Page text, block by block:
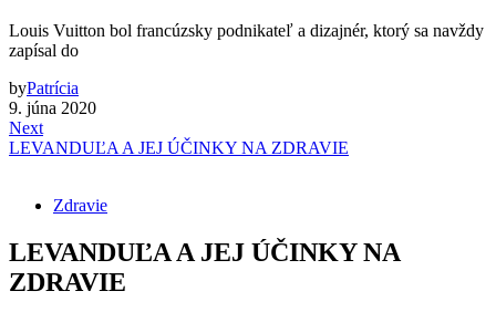
Louis Vuitton bol francúzsky podnikateľ a dizajnér, ktorý sa navždy
zapísal do
byPatrícia
9. júna 2020
Next
LEVANDUĽA A JEJ ÚČINKY NA ZDRAVIE
Zdravie
LEVANDUĽA A JEJ ÚČINKY NA
ZDRAVIE